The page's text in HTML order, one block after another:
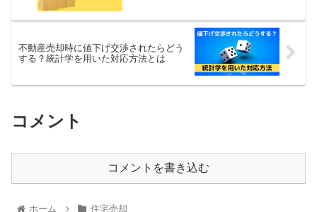
不動産売却時に値下げ交渉されたらどう
する？統計学を用いた対応方法とは
コメント
コメントを書き込む
ホーム 住宅売却